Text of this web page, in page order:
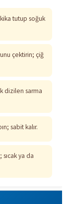
tutup soğuk
çektirin; çiğ
dizilen sarma
sabit kalır.
ya da